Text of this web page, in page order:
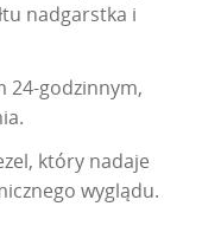
nadgarstka i
24-godzinnym,
który nadaje
wyglądu.